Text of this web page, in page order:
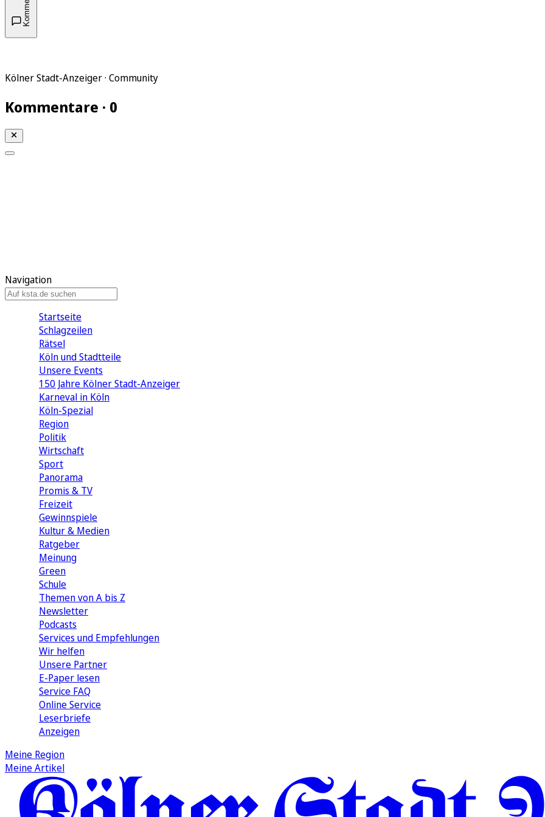
Kölner Stadt-Anzeiger · Community
Kommentare · 0
Navigation
Startseite
Schlagzeilen
Rätsel
Köln und Stadtteile
Unsere Events
150 Jahre Kölner Stadt-Anzeiger
Karneval in Köln
Köln-Spezial
Region
Politik
Wirtschaft
Sport
Panorama
Promis & TV
Freizeit
Gewinnspiele
Kultur & Medien
Ratgeber
Meinung
Green
Schule
Themen von A bis Z
Newsletter
Podcasts
Services und Empfehlungen
Wir helfen
Unsere Partner
E-Paper lesen
Service FAQ
Online Service
Leserbriefe
Anzeigen
Meine Region
Meine Artikel